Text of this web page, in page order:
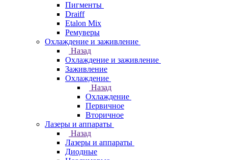
Пигменты
Draiff
Etalon Mix
Ремуверы
Охлаждение и заживление
Назад
Охлаждение и заживление
Заживление
Охлаждение
Назад
Охлаждение
Первичное
Вторичное
Лазеры и аппараты
Назад
Лазеры и аппараты
Диодные